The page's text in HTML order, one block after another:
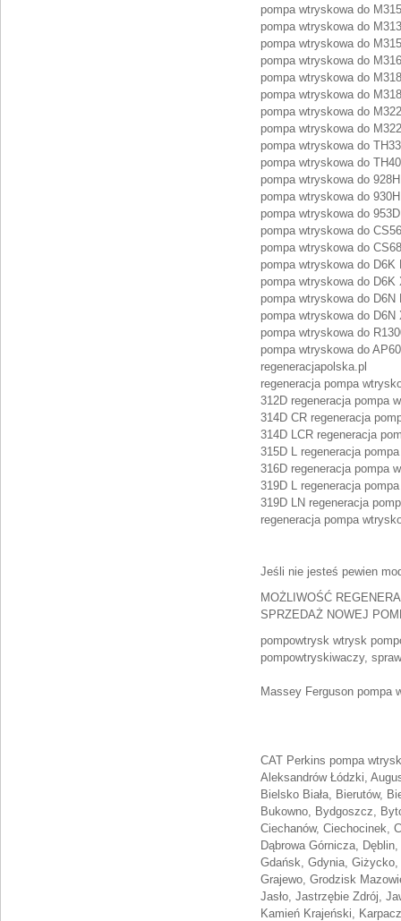
pompa wtryskowa do
pompa wtryskowa do
pompa wtryskowa do
pompa wtryskowa do
pompa wtryskowa do
pompa wtryskowa do
pompa wtryskowa do
pompa wtryskowa do
pompa wtryskowa do
pompa wtryskowa do
pompa wtryskowa do
pompa wtryskowa do
pompa wtryskowa do
pompa wtryskowa do
pompa wtryskowa do
pompa wtryskowa do
pompa wtryskowa do
pompa wtryskowa do
pompa wtryskowa do
pompa wtryskowa do
pompa wtryskowa do
regeneracjapolska.pl
regeneracja pompa
312D regeneracja pompa
314D CR regeneracja
314D LCR regeneracja
315D L regeneracja
316D regeneracja pompa
319D L regeneracja
319D LN regeneracja
regeneracja pompa
Jeśli nie jesteś pewien
MOŻLIWOŚĆ
SPRZEDAŻ NOWEJ
pompowtrysk wtrysk
pompowtryskiwaczy,
Massey Ferguson pompa
CAT Perkins pompa
Aleksandrów Łódzki,
Bielsko Biała, Bierutów,
Bukowno, Bydgoszcz,
Ciechanów, Ciechocinek,
Dąbrowa Górnicza,
Gdańsk, Gdynia, Giżycko,
Grajewo, Grodzisk
Jasło, Jastrzębie Zdrój,
Kamień Krajeński,